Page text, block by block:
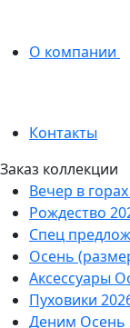
О компании
Контакты
Заказ коллекции
Вечер в
Рождество
Спец
Осень
Аксессуары
Пуховики
Деним Осень